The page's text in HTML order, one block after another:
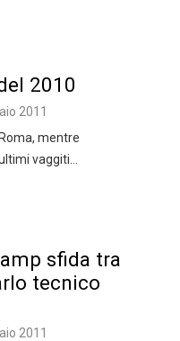
2010
2011
mentre
vaggiti…
sfida tra
tecnico
2011